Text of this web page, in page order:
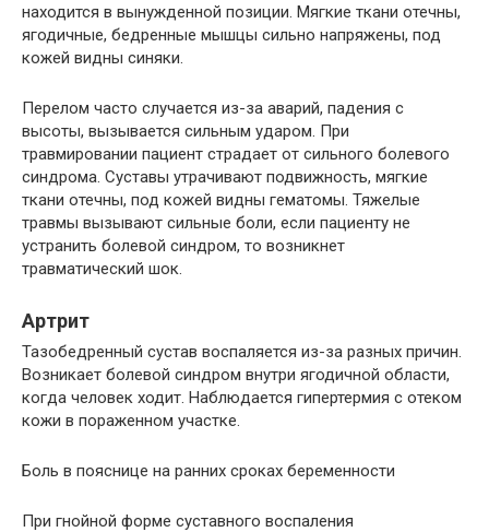
находится в вынужденной позиции. Мягкие ткани отечны,
ягодичные, бедренные мышцы сильно напряжены, под
кожей видны синяки.
Перелом часто случается из-за аварий, падения с
высоты, вызывается сильным ударом. При
травмировании пациент страдает от сильного болевого
синдрома. Суставы утрачивают подвижность, мягкие
ткани отечны, под кожей видны гематомы. Тяжелые
травмы вызывают сильные боли, если пациенту не
устранить болевой синдром, то возникнет
травматический шок.
Артрит
Тазобедренный сустав воспаляется из-за разных причин.
Возникает болевой синдром внутри ягодичной области,
когда человек ходит. Наблюдается гипертермия с отеком
кожи в пораженном участке.
Боль в пояснице на ранних сроках беременности
При гнойной форме суставного воспаления